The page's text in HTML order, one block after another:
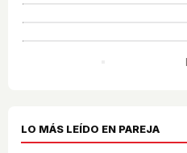
LO MÁS LEÍDO EN PAREJA